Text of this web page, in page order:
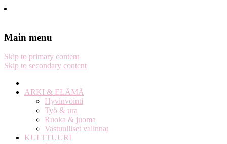
Notes on a life
Main menu
Skip to primary content
Skip to secondary content
ARKI & ELÄMÄ
Hyvinvointi
Työ & ura
Ruoka & juoma
Vastuulliset valinnat
KULTTUURI